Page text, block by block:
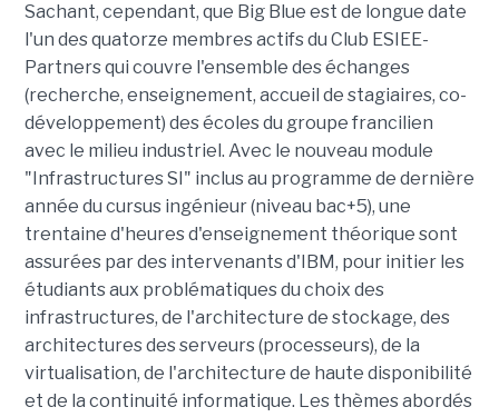
Sachant, cependant, que Big Blue est de longue date
l'un des quatorze membres actifs du Club ESIEE-
Partners qui couvre l'ensemble des échanges
(recherche, enseignement, accueil de stagiaires, co-
développement) des écoles du groupe francilien
avec le milieu industriel. Avec le nouveau module
"Infrastructures SI" inclus au programme de dernière
année du cursus ingénieur (niveau bac+5), une
trentaine d'heures d'enseignement théorique sont
assurées par des intervenants d'IBM, pour initier les
étudiants aux problématiques du choix des
infrastructures, de l'architecture de stockage, des
architectures des serveurs (processeurs), de la
virtualisation, de l'architecture de haute disponibilité
et de la continuité informatique. Les thèmes abordés